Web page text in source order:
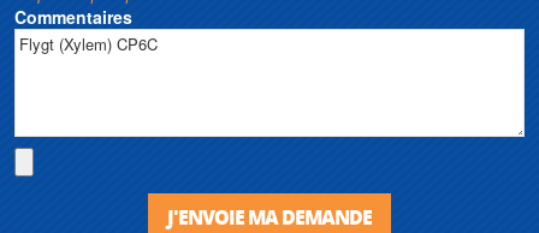
Commentaires
J'ENVOIE MA DEMANDE